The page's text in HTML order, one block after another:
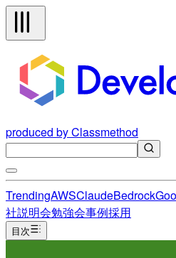
produced by Classmethod
TrendingAWSClaudeBedrock
社説明会勉強会事例採用
目次